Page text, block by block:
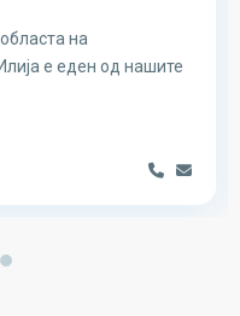
на
е еден од нашите